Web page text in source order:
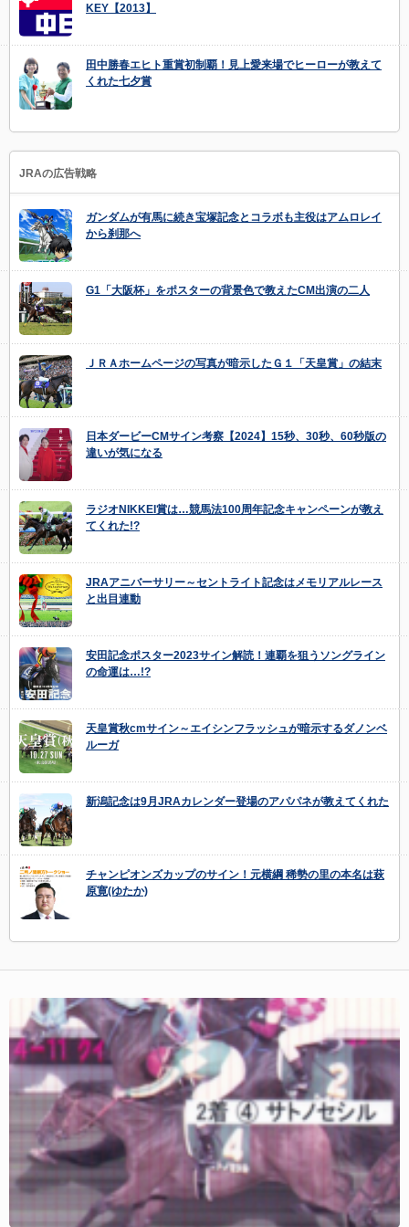
KEY【2013】
田中勝春エヒト重賞初制覇！見上愛来場でヒーローが教えて
くれた七夕賞
JRAの広告戦略
ガンダムが有馬に続き宝塚記念とコラボも主役はアムロレイ
から刹那へ
G1「大阪杯」をポスターの背景色で教えたCM出演の二人
ＪＲＡホームページの写真が暗示したＧ１「天皇賞」の結末
日本ダービーCMサイン考察【2024】15秒、30秒、60秒版の
違いが気になる
ラジオNIKKEI賞は…競馬法100周年記念キャンペーンが教え
てくれた!?
JRAアニバーサリー～セントライト記念はメモリアルレース
と出目連動
安田記念ポスター2023サイン解読！連覇を狙うソングライン
の命運は…!?
天皇賞秋cmサイン～エイシンフラッシュが暗示するダノンベ
ルーガ
新潟記念は9月JRAカレンダー登場のアパパネが教えてくれた
チャンピオンズカップのサイン！元横綱 稀勢の里の本名は萩
原寛(ゆたか)